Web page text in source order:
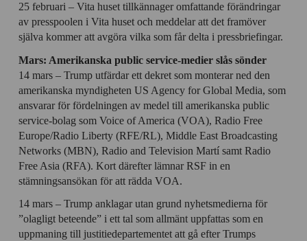
25 februari – Vita huset tillkännager omfattande förändringar
av presspoolen i Vita huset och meddelar att det framöver
själva kommer att avgöra vilka som får delta i pressbriefingar.
Mars: Amerikanska public service-medier slås sönder
14 mars – Trump utfärdar ett dekret som monterar ned den
amerikanska myndigheten US Agency for Global Media, som
ansvarar för fördelningen av medel till amerikanska public
service-bolag som Voice of America (VOA), Radio Free
Europe/Radio Liberty (RFE/RL), Middle East Broadcasting
Networks (MBN), Radio and Television Martí samt Radio
Free Asia (RFA). Kort därefter lämnar RSF in en
stämningsansökan för att rädda VOA.
14 mars – Trump anklagar utan grund nyhetsmedierna för
”olagligt beteende” i ett tal som allmänt uppfattas som en
uppmaning till justitiedepartementet att gå efter Trumps